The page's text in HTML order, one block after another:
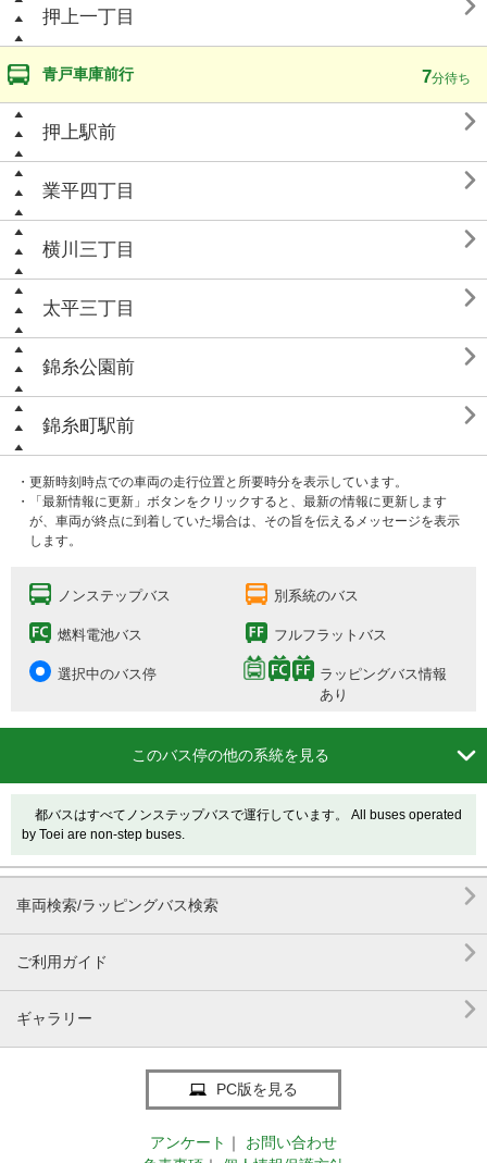
押上一丁目
青戸車庫前行 7分待ち
押上駅前 
業平四丁目 
横川三丁目 
太平三丁目 
錦糸公園前 
錦糸町駅前 
・更新時刻時点での車両の走行位置と所要時分を表示しています。
・「最新情報に更新」ボタンをクリックすると、最新の情報に更新します
が、車両が終点に到着していた場合は、その旨を伝えるメッセージを表示
します。
ノンステップバス 別系統のバス
燃料電池バス フルフラットバス
選択中のバス停
ラッピングバス情報
あり
このバス停の他の系統を見る 
都バスはすべてノンステップバスで運行しています。 All buses operated
by Toei are non-step buses.
車両検索/ラッピングバス検索 
ご利用ガイド 
ギャラリー 
PC版を見る
アンケート ｜
お問い合わせ